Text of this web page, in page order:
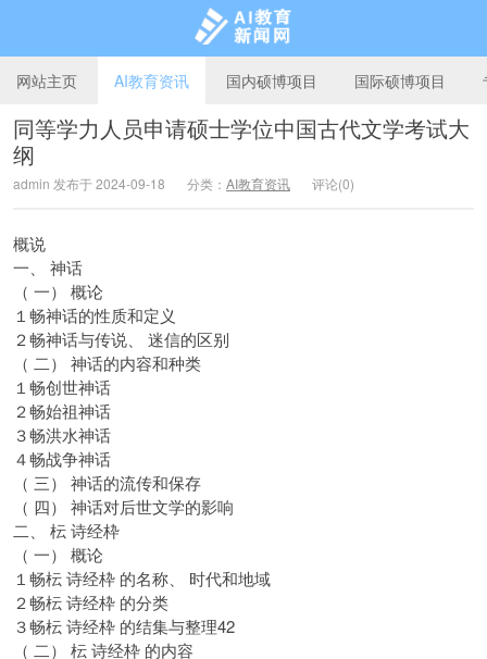
网站主页 AI教育资讯 国内硕博项目 国际硕博项目
同等学力人员申请硕士学位中国古代文学考试大
纲
admin 发布于 2024-09-18 分类： AI教育资讯 评论(0)
概说
一、 神话
（ 一） 概论
１畅神话的性质和定义
２畅神话与传说、 迷信的区别
（ 二） 神话的内容和种类
１畅创世神话
２畅始祖神话
３畅洪水神话
４畅战争神话
（ 三） 神话的流传和保存
（ 四） 神话对后世文学的影响
二、 枟 诗经枠
（ 一） 概论
１畅枟 诗经枠 的名称、 时代和地域
２畅枟 诗经枠 的分类
３畅枟 诗经枠 的结集与整理42
（ 二） 枟 诗经枠 的内容